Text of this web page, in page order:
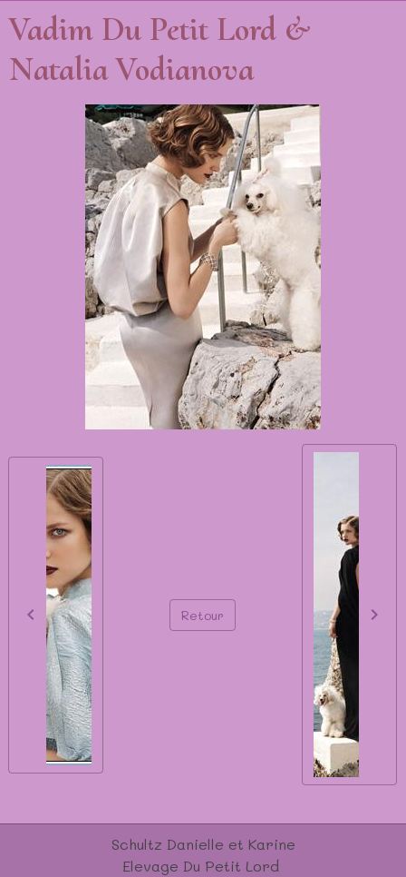
Vadim Du Petit Lord &
Natalia Vodianova
Retour
Schultz Danielle et Karine
Elevage Du Petit Lord